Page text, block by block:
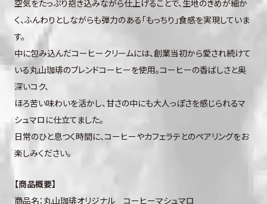
空気をたっぷり抱き込みながら仕上げることで、生地のきめが細か
く、ふんわりとしながらも弾力のある「もっちり」食感を実現していま
す。
中に包み込んだコーヒークリームには、創業当初から愛され続けて
いる丸山珈琲のブレンドコーヒーを使用。コーヒーの香ばしさと奥
深いコク、
ほろ苦い味わいを活かし、甘さの中にも大人っぽさを感じられるマ
シュマロに仕立てました。
日常のひと息つく時間に、コーヒーやカフェラテとのペアリングをお
楽しみください。
【商品概要】
商品名：丸山珈琲オリジナル コーヒーマシュマロ